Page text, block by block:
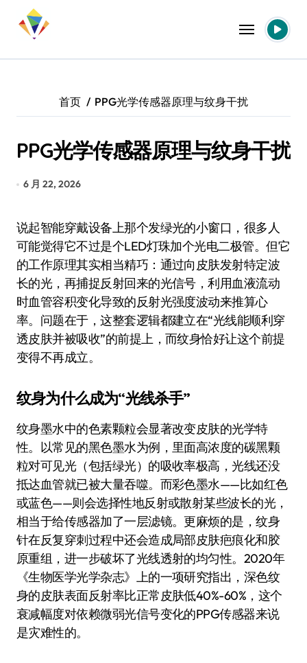
首页 PPG光学传感器原理与纹身干扰
PPG光学传感器原理与纹身干扰
6 月 22, 2026
说起智能穿戴设备上那个发绿光的小窗口，很多人
可能觉得它不过是个LED灯珠加个光电二极管。但它
的工作原理其实相当精巧：通过向皮肤发射特定波
长的光，再捕捉反射回来的光信号，利用血液流动
时血管容积变化导致的反射光强度波动来推算心
率。问题在于，这整套逻辑都建立在“光线能顺利穿
透皮肤并被吸收”的前提上，而纹身恰好让这个前提
变得不再成立。
纹身为什么成为“光线杀手”
纹身墨水中的色素颗粒会显著改变皮肤的光学特
性。以常见的黑色墨水为例，里面高浓度的碳黑颗
粒对可见光（包括绿光）的吸收率极高，光线还没
抵达血管就已被大量吞噬。而彩色墨水——比如红色
或蓝色——则会选择性地反射或散射某些波长的光，
相当于给传感器加了一层滤镜。更麻烦的是，纹身
针在反复穿刺过程中还会造成局部皮肤疤痕化和胶
原重组，进一步破坏了光线透射的均匀性。2020年
《生物医学光学杂志》上的一项研究指出，深色纹
身的皮肤表面反射率比正常皮肤低40%-60%，这个
衰减幅度对依赖微弱光信号变化的PPG传感器来说
是灾难性的。